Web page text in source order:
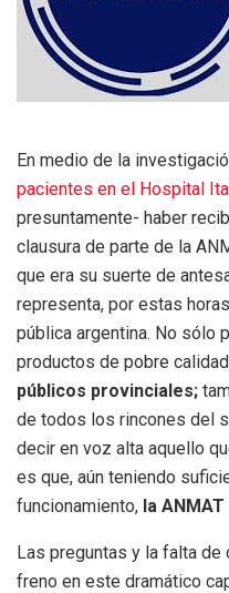
En medio de la
pacientes en el Hospital
presuntamente- haber
clausura de parte de la
que era su suerte de
representa, por estas
pública argentina. No sólo
productos de pobre
públicos provinciales;
de todos los rincones del
decir en voz alta aquello
es que, aún teniendo
funcionamiento, la
Las preguntas y la falta
freno en este dramático